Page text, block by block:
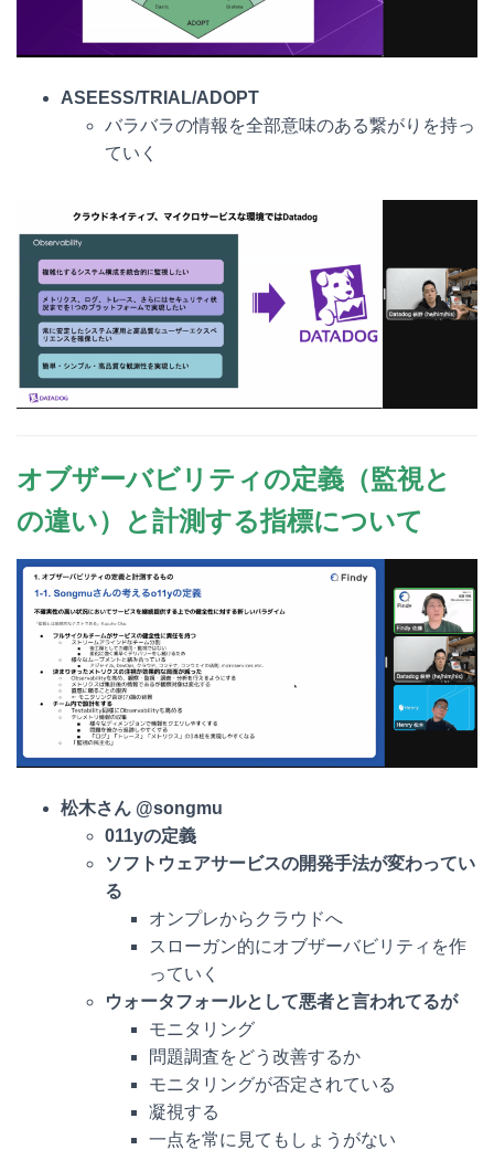
ASEESS/TRIAL/ADOPT
バラバラの情報を全部意味のある繋がりを持っ
ていく
オブザーバビリティの定義（監視と
の違い）と計測する指標について
松木さん @songmu
011yの定義
ソフトウェアサービスの開発手法が変わってい
る
オンプレからクラウドへ
スローガン的にオブザーバビリティを作
っていく
ウォータフォールとして悪者と言われてるが
モニタリング
問題調査をどう改善するか
モニタリングが否定されている
凝視する
一点を常に見てもしょうがない